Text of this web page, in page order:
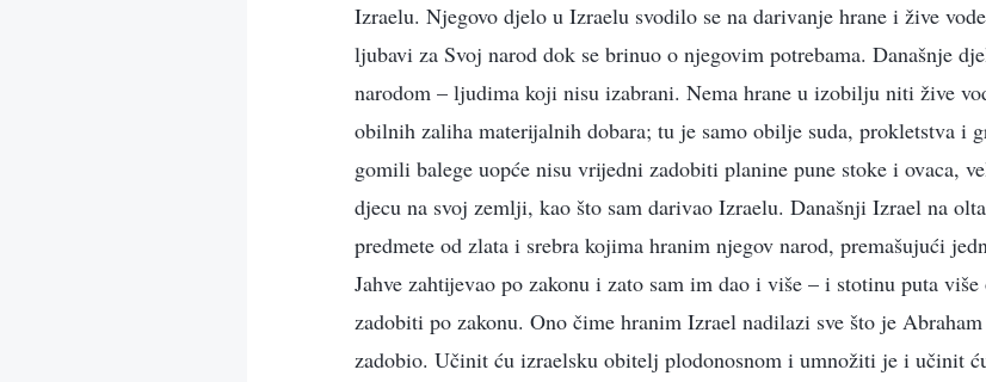
Izraelu. Njegovo djelo u Izraelu svodilo se na darivanje hrane i žive
ljubavi za Svoj narod dok se brinuo o njegovim potrebama. Današnje
narodom – ljudima koji nisu izabrani. Nema hrane u izobilju niti žive
obilnih zaliha materijalnih dobara; tu je samo obilje suda, prokletstva i
gomili balege uopće nisu vrijedni zadobiti planine pune stoke i ovaca,
djecu na svoj zemlji, kao što sam darivao Izraelu. Današnji Izrael na
predmete od zlata i srebra kojima hranim njegov narod, premašujući
Jahve zahtijevao po zakonu i zato sam im dao i više – i stotinu puta
zadobiti po zakonu. Ono čime hranim Izrael nadilazi sve što je
zadobio. Učinit ću izraelsku obitelj plodonosnom i umnožiti je i učinit